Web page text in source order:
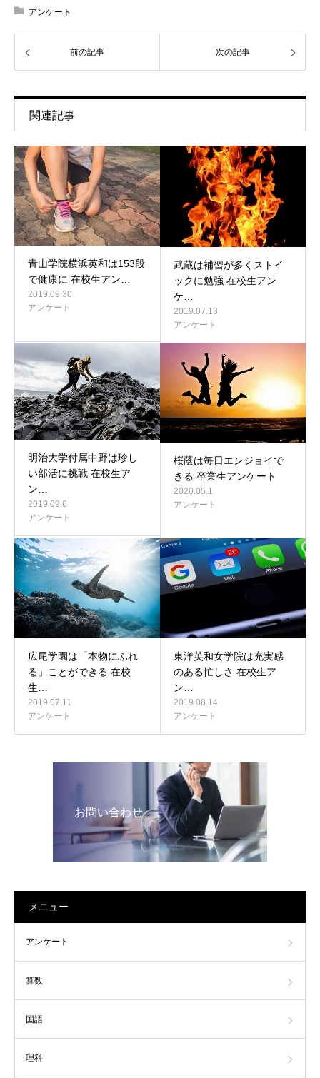
アンケート
前の記事 次の記事
関連記事
青山学院横浜英和は153段
で健康に 在校生アン…
2019.09.30
アンケート
武蔵は補習が多くストイ
ックに勉強 在校生アン
ケ…
2019.07.13
アンケート
明治大学付属中野は珍し
い部活に挑戦 在校生ア
ン…
2019.09.6
アンケート
桜蔭は毎日エンジョイで
きる 卒業生アンケート
2020.05.1
アンケート
広尾学園は「本物にふれ
る」ことができる 在校
生…
2019.07.11
アンケート
東洋英和女学院は充実感
のある忙しさ 在校生ア
ン…
2019.08.14
アンケート
お問い合わせ
メニュー
アンケート
算数
国語
理科